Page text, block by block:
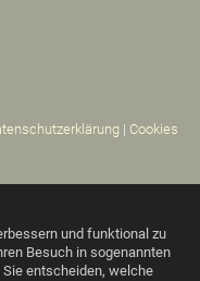
und funktional zu
Besuch in sogenannten
entscheiden, welche
| Cookies